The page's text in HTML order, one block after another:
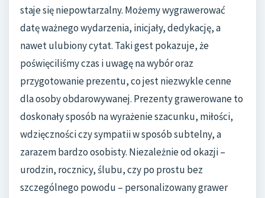
staje się niepowtarzalny. Możemy wygrawerować
datę ważnego wydarzenia, inicjały, dedykację, a
nawet ulubiony cytat. Taki gest pokazuje, że
poświęciliśmy czas i uwagę na wybór oraz
przygotowanie prezentu, co jest niezwykle cenne
dla osoby obdarowywanej. Prezenty grawerowane to
doskonały sposób na wyrażenie szacunku, miłości,
wdzięczności czy sympatii w sposób subtelny, a
zarazem bardzo osobisty. Niezależnie od okazji –
urodzin, rocznicy, ślubu, czy po prostu bez
szczególnego powodu – personalizowany grawer